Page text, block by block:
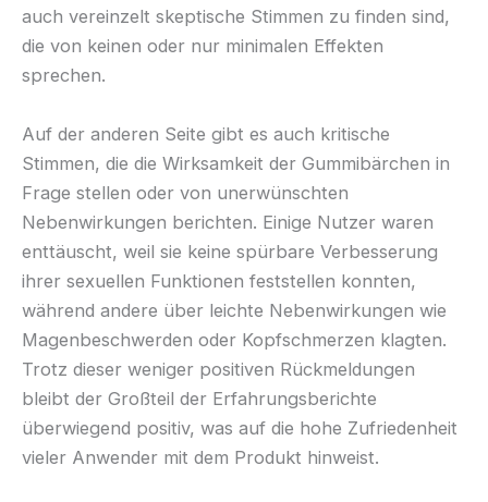
auch vereinzelt skeptische Stimmen zu finden sind,
die von keinen oder nur minimalen Effekten
sprechen.
Auf der anderen Seite gibt es auch kritische
Stimmen, die die Wirksamkeit der Gummibärchen in
Frage stellen oder von unerwünschten
Nebenwirkungen berichten. Einige Nutzer waren
enttäuscht, weil sie keine spürbare Verbesserung
ihrer sexuellen Funktionen feststellen konnten,
während andere über leichte Nebenwirkungen wie
Magenbeschwerden oder Kopfschmerzen klagten.
Trotz dieser weniger positiven Rückmeldungen
bleibt der Großteil der Erfahrungsberichte
überwiegend positiv, was auf die hohe Zufriedenheit
vieler Anwender mit dem Produkt hinweist.